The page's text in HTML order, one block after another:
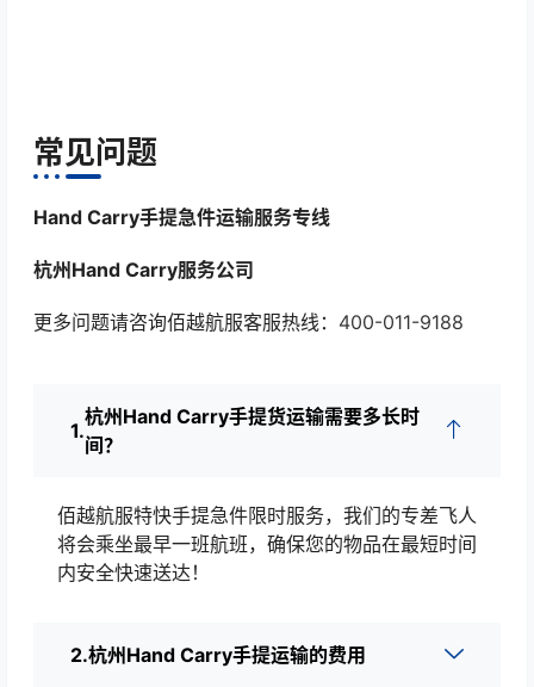
常见问题
Hand Carry手提急件运输服务专线
杭州Hand Carry服务公司
更多问题请咨询佰越航服客服热线： 400-011-9188
杭州Hand Carry手提货运输需要多长时
间？
佰越航服特快手提急件限时服务，我们的专差飞人
将会乘坐最早一班航班，确保您的物品在最短时间
内安全快速送达！
杭州Hand Carry手提运输的费用